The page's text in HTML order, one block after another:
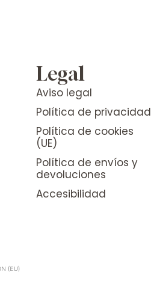
Legal
Aviso legal
Política de privacidad
Política de cookies
(UE)
Política de envíos y
devoluciones
Accesibilidad